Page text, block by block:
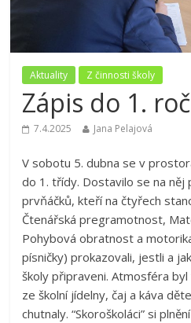
Aktuality Z činnosti školy
Zápis do 1.
7.4.2025 Jana Pelajová
V sobotu 5. dubna se v
do 1. třídy. Dostavilo se na něj
prvňáčků, kteří na čtyřech
Čtenářská pregramotnost,
Pohybová obratnost a
písničky) prokazovali, jestli a
školy připraveni. Atmosféra
ze školní jídelny, čaj a káva
chutnaly. “Skoroškoláci” si